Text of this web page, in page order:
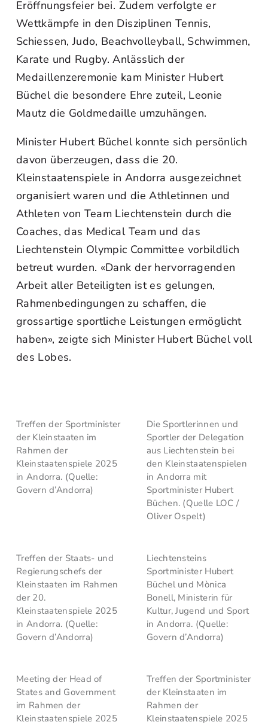
Eröffnungsfeier bei. Zudem verfolgte er
Wettkämpfe in den Disziplinen Tennis,
Schiessen, Judo, Beachvolleyball, Schwimmen,
Karate und Rugby. Anlässlich der
Medaillenzeremonie kam Minister Hubert
Büchel die besondere Ehre zuteil, Leonie
Mautz die Goldmedaille umzuhängen.
Minister Hubert Büchel konnte sich persönlich
davon überzeugen, dass die 20.
Kleinstaatenspiele in Andorra ausgezeichnet
organisiert waren und die Athletinnen und
Athleten von Team Liechtenstein durch die
Coaches, das Medical Team und das
Liechtenstein Olympic Committee vorbildlich
betreut wurden. «Dank der hervorragenden
Arbeit aller Beteiligten ist es gelungen,
Rahmenbedingungen zu schaffen, die
grossartige sportliche Leistungen ermöglicht
haben», zeigte sich Minister Hubert Büchel voll
des Lobes.
Treffen der Sportminister
der Kleinstaaten im
Rahmen der
Kleinstaatenspiele 2025
in Andorra. (Quelle:
Govern d’Andorra)
Die Sportlerinnen und
Sportler der Delegation
aus Liechtenstein bei
den Kleinstaatenspielen
in Andorra mit
Sportminister Hubert
Büchen. (Quelle LOC /
Oliver Ospelt)
Treffen der Staats- und
Regierungschefs der
Kleinstaaten im Rahmen
der 20.
Kleinstaatenspiele 2025
in Andorra. (Quelle:
Govern d’Andorra)
Liechtensteins
Sportminister Hubert
Büchel und Mònica
Bonell, Ministerin für
Kultur, Jugend und Sport
in Andorra. (Quelle:
Govern d’Andorra)
Meeting der Head of
States and Government
im Rahmen der
Kleinstaatenspiele 2025
Treffen der Sportminister
der Kleinstaaten im
Rahmen der
Kleinstaatenspiele 2025